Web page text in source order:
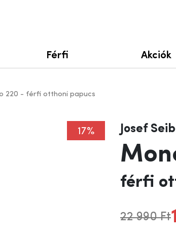
Férfi Akciók
220 - férfi otthoni papucs
17% Josef
férfi
22 990 Ft